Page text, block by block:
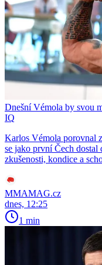
Dnešní Vémola by svou
IQ
Karlos Vémola porovnal
se jako první Čech
zkušenosti, kondice a
MMAMAG.cz
dnes, 12:25
1 min